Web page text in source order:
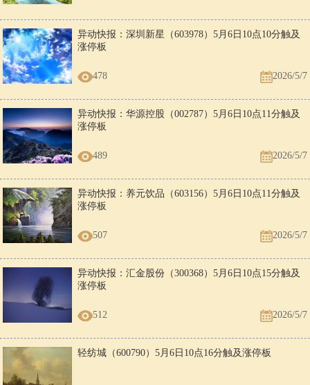
异动快报：深圳新星（603978）5月6日10点10分触及
涨停板
478 2026/5/7
异动快报：华源控股（002787）5月6日10点11分触及
涨停板
489 2026/5/7
异动快报：养元饮品（603156）5月6日10点11分触及
涨停板
507 2026/5/7
异动快报：汇金股份（300368）5月6日10点15分触及
涨停板
512 2026/5/7
轻纺城（600790）5月6日10点16分触及涨停板